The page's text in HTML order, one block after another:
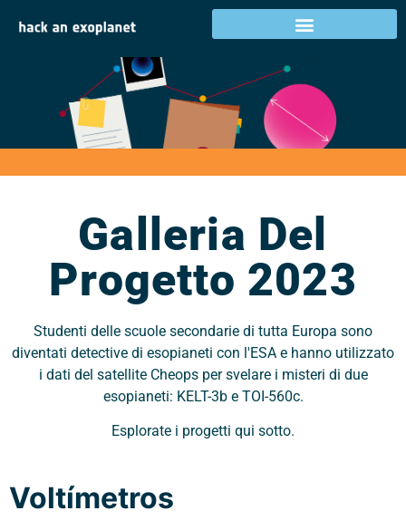
Galleria del progetto
Galleria Del
Progetto 2023
Studenti delle scuole secondarie di tutta Europa sono
diventati detective di esopianeti con l'ESA e hanno utilizzato
i dati del satellite Cheops per svelare i misteri di due
esopianeti: KELT-3b e TOI-560c.
Esplorate i progetti qui sotto.
Voltímetros